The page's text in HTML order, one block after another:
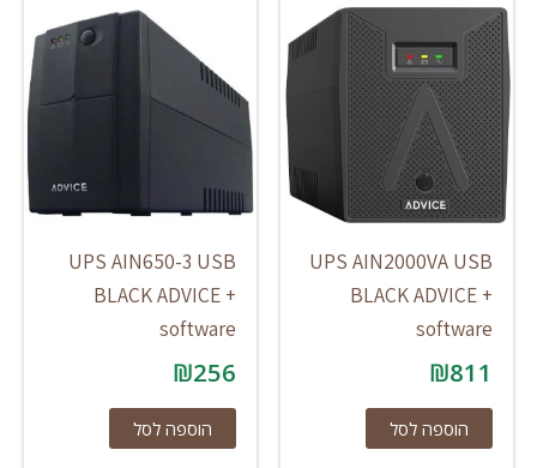
UPS AIN2000VA USB
BLACK ADVICE +
software
₪811
הוספה לסל
UPS AIN650-3 USB
BLACK ADVICE +
software
₪256
הוספה לסל